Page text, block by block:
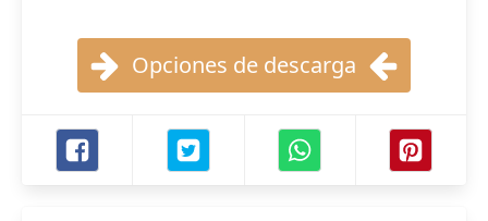
Opciones de descarga